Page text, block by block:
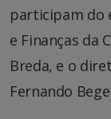
participam do
e Finanças da
Breda, e o
Fernando